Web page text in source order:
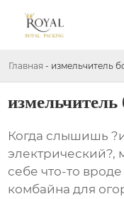
Главная - измельчитель
Когда слышишь
электрический?,
себе что-то
комбайна для